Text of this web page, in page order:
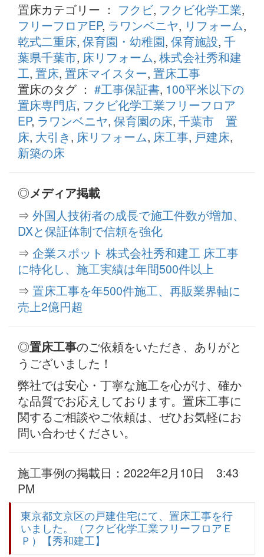
置床カテゴリー ： フクビ, フクビ化学工業,
フリーフロアEP, ラワンベニヤ, リフォーム,
乾式二重床, 保育園・幼稚園, 保育施設, 千
葉県千葉市, 床リフォーム, 株式会社秀和建
工, 置床, 置床マイスター, 置床工事
置床のタグ ： #工事保証書, 100平米以下の
置床専門店, フクビ化学工業フリーフロア
EP, ラワンベニヤ, 保育園の床, 千葉市 置
床, 大引き, 床リフォーム, 床工事, 戸建床,
新築の床
◎メディア掲載
⇒ 外国人技術者の成長で施工件数が増加、
DXと保証体制で信頼を強化
⇒ 企業スポット 株式会社秀和建工 床工事
に特化し、施工実績は年間500件以上
⇒ 置床工事を年500件施工、再販業界軸に
売上2億円超
◎置床工事のご依頼をいただき、ありがと
うございました！
弊社では安心・丁寧な施工を心がけ、確か
な品質でお応えしております。置床工事に
関するご相談やご依頼は、ぜひお気軽にお
問い合わせください。
施工事例の掲載日：2022年2月10日 3:43
PM
東京都文京区の戸建住宅にて、置床工事を行
いました。（フクビ化学工業フリーフロアＥ
Ｐ）【秀和建工】